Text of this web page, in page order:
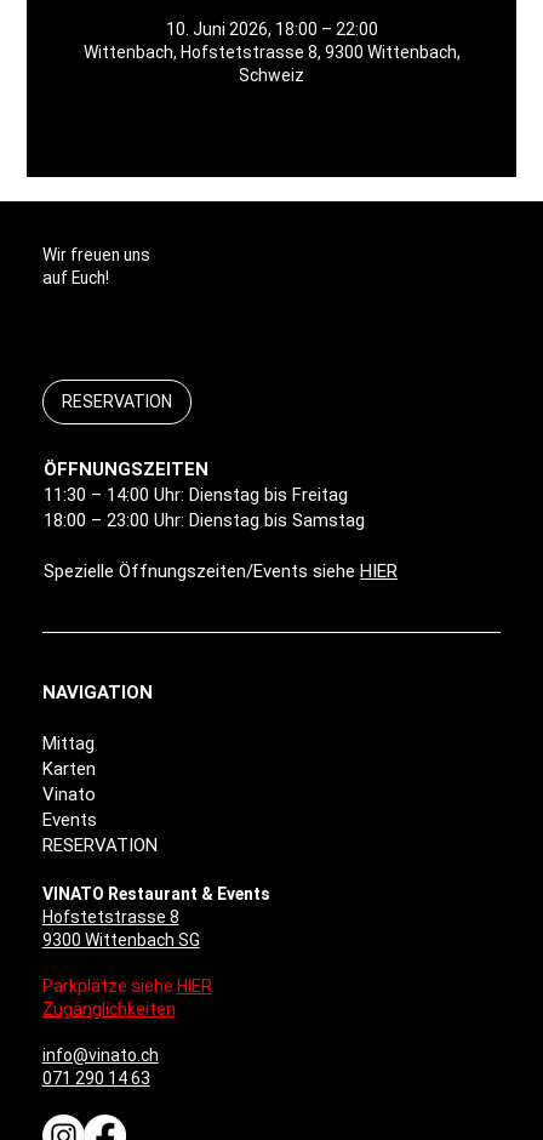
10. Juni 2026, 18:00 – 22:00
Wittenbach, Hofstetstrasse 8, 9300 Wittenbach,
Schweiz
Wir freuen uns
auf Euch!
RESERVATION
ÖFFNUNGSZEITEN
11:30 – 14:00 Uhr: Dienstag bis Freitag
18:00 – 23:00 Uhr: Dienstag bis Samstag
Spezielle Öffnungszeiten/Events siehe HIER
VINATO Restaurant & Events
Hofstetstrasse 8
9300 Wittenbach SG
Parkplätze siehe HIER
Zugänglichkeiten
info@vinato.ch
071 290 14 63
NAVIGATION
Mittag
Karten
Vinato
Events
RESERVATION